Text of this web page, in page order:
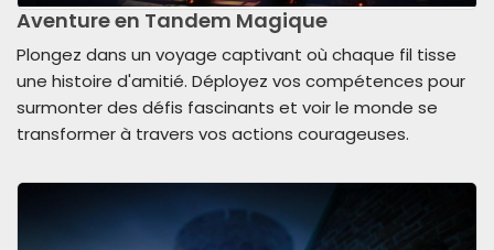
Aventure en Tandem Magique
Plongez dans un voyage captivant où chaque fil tisse
une histoire d'amitié. Déployez vos compétences pour
surmonter des défis fascinants et voir le monde se
transformer à travers vos actions courageuses.